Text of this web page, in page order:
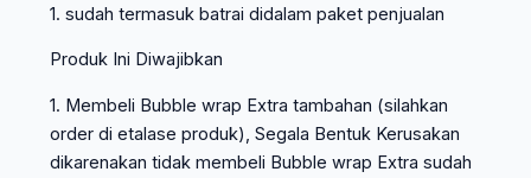
1. sudah termasuk batrai didalam paket penjualan
Produk Ini Diwajibkan
1. Membeli Bubble wrap Extra tambahan (silahkan
order di etalase produk), Segala Bentuk Kerusakan
dikarenakan tidak membeli Bubble wrap Extra sudah